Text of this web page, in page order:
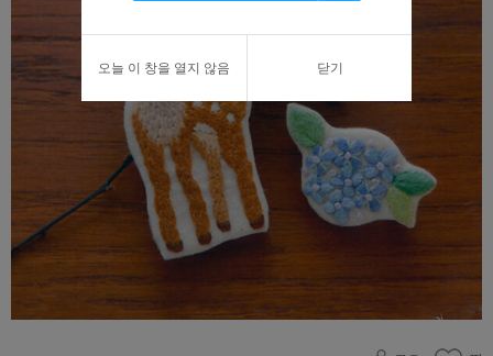
오늘 이 창을 열지 않음 닫기